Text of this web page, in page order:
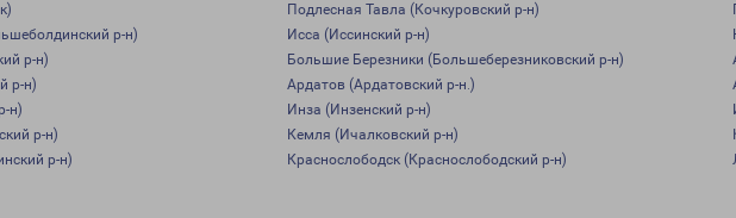
Подлесная Тавла (Кочкуровский р-н)
р-н)
Исса (Иссинский р-н)
р-н)
Большие Березники (Большеберезниковский р-н)
р-н)
Ардатов (Ардатовский р-н.)
н)
Инза (Инзенский р-н)
р-н)
Кемля (Ичалковский р-н)
р-н)
Краснослободск (Краснослободский р-н)